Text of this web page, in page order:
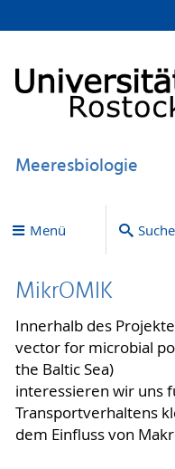
Meeresbiologie
Menü Suche
MikrOMIK
Innerhalb des
vector for microbial
the Baltic Sea)
interessieren wir uns
Transportverhaltens
dem Einfluss von